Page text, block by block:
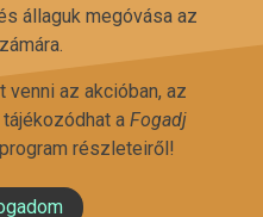
állaguk megóvása az
az akcióban, az
a Fogadj
részleteiről!